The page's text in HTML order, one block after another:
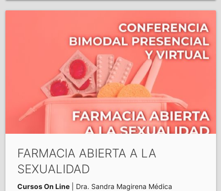
FARMACIA ABIERTA A LA
SEXUALIDAD
Cursos On Line| Dra. Sandra Magirena Médica